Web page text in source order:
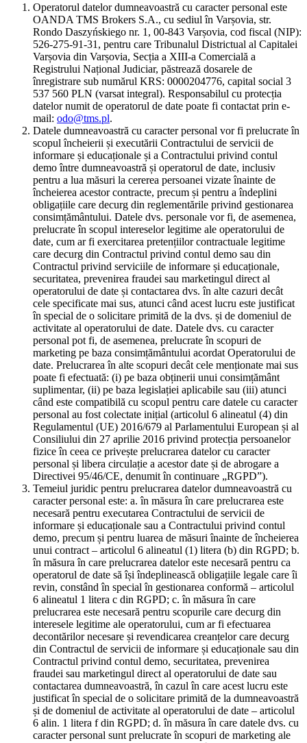
Operatorul datelor dumneavoastră cu caracter personal este
OANDA TMS Brokers S.A., cu sediul în Varșovia, str.
Rondo Daszyńskiego nr. 1, 00-843 Varșovia, cod fiscal (NIP):
526-275-91-31, pentru care Tribunalul Districtual al Capitalei
Varșovia din Varșovia, Secția a XIII-a Comercială a
Registrului Național Judiciar, păstrează dosarele de
înregistrare sub numărul KRS: 0000204776, capital social 3
537 560 PLN (varsat integral). Responsabilul cu protecția
datelor numit de operatorul de date poate fi contactat prin e-
mail: odo@tms.pl.
Datele dumneavoastră cu caracter personal vor fi prelucrate în
scopul încheierii și executării Contractului de servicii de
informare și educaționale și a Contractului privind contul
demo între dumneavoastră și operatorul de date, inclusiv
pentru a lua măsuri la cererea persoanei vizate înainte de
încheierea acestor contracte, precum și pentru a îndeplini
obligațiile care decurg din reglementările privind gestionarea
consimțământului. Datele dvs. personale vor fi, de asemenea,
prelucrate în scopul intereselor legitime ale operatorului de
date, cum ar fi exercitarea pretențiilor contractuale legitime
care decurg din Contractul privind contul demo sau din
Contractul privind serviciile de informare și educaționale,
securitatea, prevenirea fraudei sau marketingul direct al
operatorului de date și contactarea dvs. în alte cazuri decât
cele specificate mai sus, atunci când acest lucru este justificat
în special de o solicitare primită de la dvs. și de domeniul de
activitate al operatorului de date. Datele dvs. cu caracter
personal pot fi, de asemenea, prelucrate în scopuri de
marketing pe baza consimțământului acordat Operatorului de
date. Prelucrarea în alte scopuri decât cele menționate mai sus
poate fi efectuată: (i) pe baza obținerii unui consimțământ
suplimentar, (ii) pe baza legislației aplicabile sau (iii) atunci
când este compatibilă cu scopul pentru care datele cu caracter
personal au fost colectate inițial (articolul 6 alineatul (4) din
Regulamentul (UE) 2016/679 al Parlamentului European și al
Consiliului din 27 aprilie 2016 privind protecția persoanelor
fizice în ceea ce privește prelucrarea datelor cu caracter
personal și libera circulație a acestor date și de abrogare a
Directivei 95/46/CE, denumit în continuare „RGPD”).
Temeiul juridic pentru prelucrarea datelor dumneavoastră cu
caracter personal este: a. în măsura în care prelucrarea este
necesară pentru executarea Contractului de servicii de
informare și educaționale sau a Contractului privind contul
demo, precum și pentru luarea de măsuri înainte de încheierea
unui contract – articolul 6 alineatul (1) litera (b) din RGPD; b.
în măsura în care prelucrarea datelor este necesară pentru ca
operatorul de date să își îndeplinească obligațiile legale care îi
revin, constând în special în gestionarea conformă – articolul
6 alineatul 1 litera c din RGPD; c. în măsura în care
prelucrarea este necesară pentru scopurile care decurg din
interesele legitime ale operatorului, cum ar fi efectuarea
decontărilor necesare și revendicarea creanțelor care decurg
din Contractul de servicii de informare și educaționale sau din
Contractul privind contul demo, securitatea, prevenirea
fraudei sau marketingul direct al operatorului de date sau
contactarea dumneavoastră, în cazul în care acest lucru este
justificat în special de o solicitare primită de la dumneavoastră
și de domeniul de activitate al operatorului de date – articolul
6 alin. 1 litera f din RGPD; d. în măsura în care datele dvs. cu
caracter personal sunt prelucrate în scopuri de marketing ale